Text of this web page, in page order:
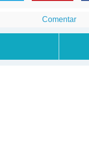
Comentar